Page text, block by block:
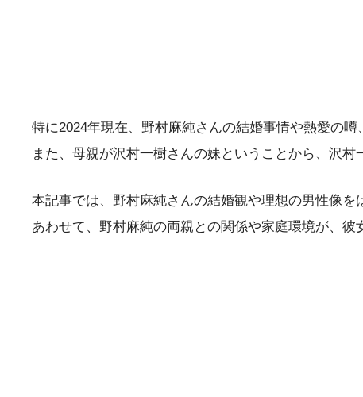
特に2024年現在、野村麻純さんの結婚事情や熱愛の
また、母親が沢村一樹さんの妹ということから、沢
本記事では、野村麻純さんの結婚観や理想の男性像
あわせて、野村麻純の両親との関係や家庭環境が、